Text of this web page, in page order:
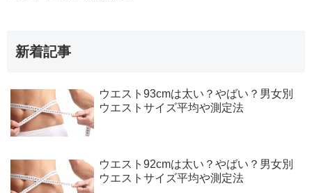
新着記事
ウエスト93cmは太い？やばい？男女別
ウエストサイズ平均や測定法
ウエスト92cmは太い？やばい？男女別
ウエストサイズ平均や測定法